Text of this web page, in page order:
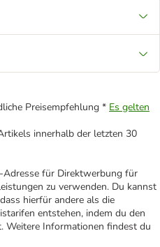
Preisempfehlung * Es gelten
innerhalb der letzten 30
für Direktwerbung für
zu verwenden. Du kannst
hierfür andere als die
entstehen, indem du den
Weitere Informationen findest du